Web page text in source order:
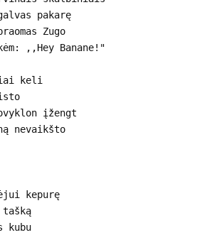
pakarę
Zugo
,,Hey Banane!"
keli
įžengt
nevaikšto
kepurę
kubu